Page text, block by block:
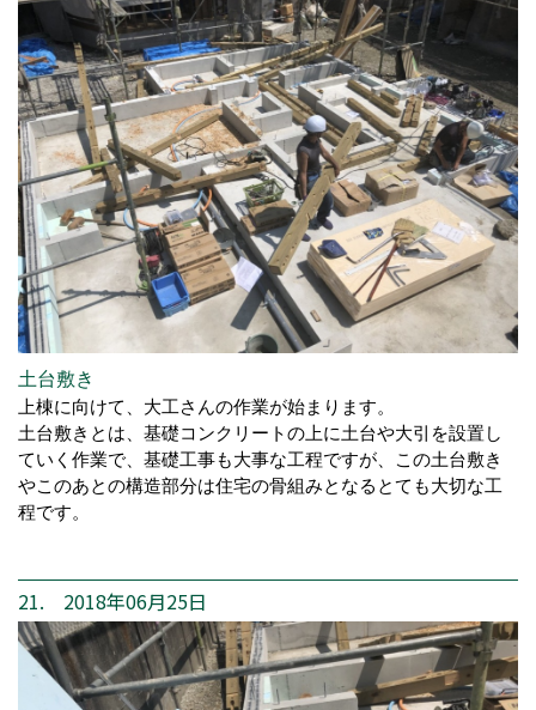
土台敷き
上棟に向けて、大工さんの作業が始まります。
土台敷きとは、基礎コンクリートの上に土台や大引を設置し
ていく作業で、基礎工事も大事な工程ですが、この土台敷き
やこのあとの構造部分は住宅の骨組みとなるとても大切な工
程です。
21. 2018年06月25日